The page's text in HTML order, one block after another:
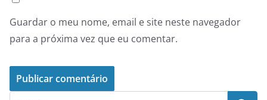
Guardar o meu nome, email e site neste navegador
para a próxima vez que eu comentar.